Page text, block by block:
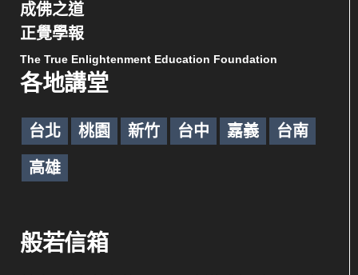
成佛之道
正覺學報
The True Enlightenment Education Foundation
各地講堂
台北 桃園 新竹 台中 嘉義 台南
高雄
般若信箱